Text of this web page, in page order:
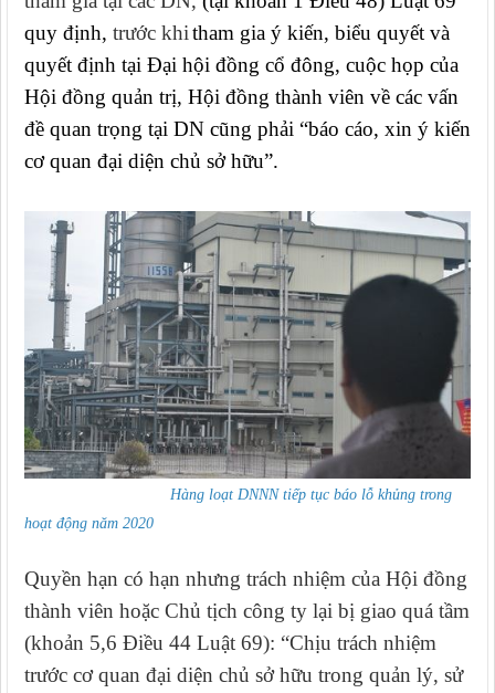
quy định, trước khitham gia ý kiến, biểu quyết và
quyết định tại Đại hội đồng cổ đông, cuộc họp của
Hội đồng quản trị, Hội đồng thành viên về các vấn
đề quan trọng tại DN cũng phải “báo cáo, xin ý kiến
cơ quan đại diện chủ sở hữu”.
Hàng loạt DNNN tiếp tục báo lỗ khủng trong
hoạt động năm 2020
Quyền hạn có hạn nhưng trách nhiệm của Hội đồng
thành viên hoặc Chủ tịch công ty lại bị giao quá tầm
(khoản 5,6 Điều 44 Luật 69): “Chịu trách nhiệm
trước cơ quan đại diện chủ sở hữu trong quản lý, sử